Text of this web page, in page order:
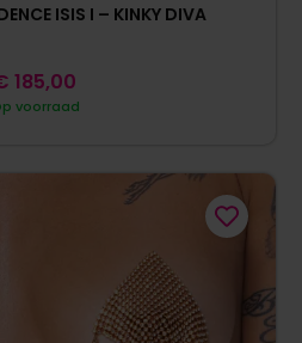
ISIS I – KINKY DIVA
voorraad
185,00